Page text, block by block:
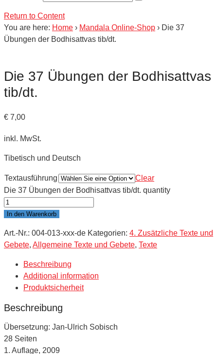
Return to Content
You are here: Home › Mandala Online-Shop › Die 37
Übungen der Bodhisattvas tib/dt.
Die 37 Übungen der Bodhisattvas
tib/dt.
€ 7,00
inkl. MwSt.
Tibetisch und Deutsch
Textausführung
Clear
Die 37 Übungen der Bodhisattvas tib/dt. quantity
In den Warenkorb
Art.-Nr.: 004-013-xxx-de Kategorien: 4. Zusätzliche Texte und
Gebete, Allgemeine Texte und Gebete, Texte
Beschreibung
Additional information
Produktsicherheit
Beschreibung
Übersetzung: Jan-Ulrich Sobisch
28 Seiten
1. Auflage, 2009